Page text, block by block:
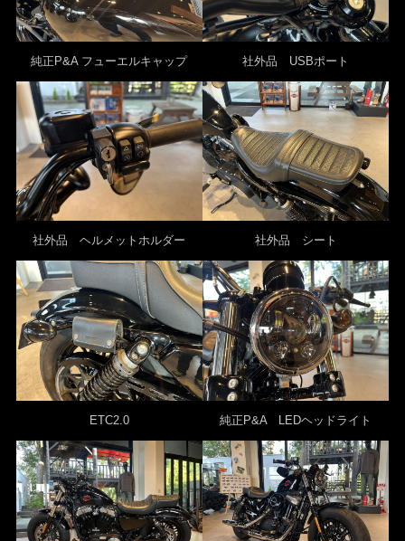
純正P&A フューエルキャップ 社外品 USBポート
社外品 ヘルメットホルダー 社外品 シート
ETC2.0 純正P&A LEDヘッドライト